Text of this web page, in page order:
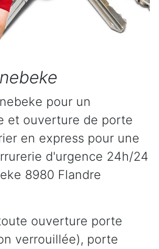
pour un
et ouverture de porte
en express pour une
d'urgence 24h/24
8980 Flandre
ouverture porte
verrouillée), porte